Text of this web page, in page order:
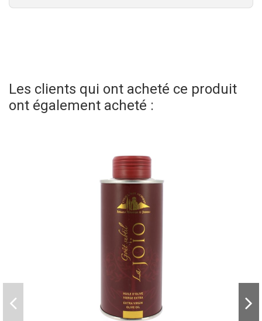
Les clients qui ont acheté ce produit
ont également acheté :